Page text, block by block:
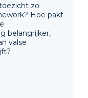
zo
Hoe pakt
belangrijker,
valse